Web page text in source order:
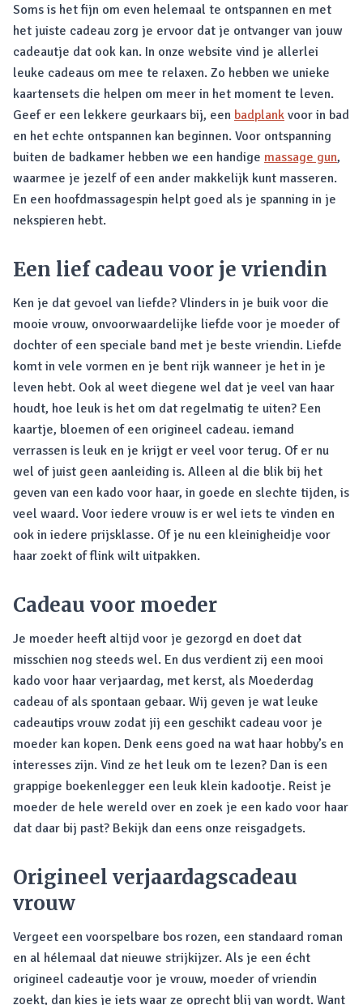
Soms is het fijn om even helemaal te ontspannen en met
het juiste cadeau zorg je ervoor dat je ontvanger van jouw
cadeautje dat ook kan. In onze website vind je allerlei
leuke cadeaus om mee te relaxen. Zo hebben we unieke
kaartensets die helpen om meer in het moment te leven.
Geef er een lekkere geurkaars bij, een badplank voor in bad
en het echte ontspannen kan beginnen. Voor ontspanning
buiten de badkamer hebben we een handige massage gun,
waarmee je jezelf of een ander makkelijk kunt masseren.
En een hoofdmassagespin helpt goed als je spanning in je
nekspieren hebt.
Een lief cadeau voor je vriendin
Ken je dat gevoel van liefde? Vlinders in je buik voor die
mooie vrouw, onvoorwaardelijke liefde voor je moeder of
dochter of een speciale band met je beste vriendin. Liefde
komt in vele vormen en je bent rijk wanneer je het in je
leven hebt. Ook al weet diegene wel dat je veel van haar
houdt, hoe leuk is het om dat regelmatig te uiten? Een
kaartje, bloemen of een origineel cadeau. iemand
verrassen is leuk en je krijgt er veel voor terug. Of er nu
wel of juist geen aanleiding is. Alleen al die blik bij het
geven van een kado voor haar, in goede en slechte tijden, is
veel waard. Voor iedere vrouw is er wel iets te vinden en
ook in iedere prijsklasse. Of je nu een kleinigheidje voor
haar zoekt of flink wilt uitpakken.
Cadeau voor moeder
Je moeder heeft altijd voor je gezorgd en doet dat
misschien nog steeds wel. En dus verdient zij een mooi
kado voor haar verjaardag, met kerst, als Moederdag
cadeau of als spontaan gebaar. Wij geven je wat leuke
cadeautips vrouw zodat jij een geschikt cadeau voor je
moeder kan kopen. Denk eens goed na wat haar hobby’s en
interesses zijn. Vind ze het leuk om te lezen? Dan is een
grappige boekenlegger een leuk klein kadootje. Reist je
moeder de hele wereld over en zoek je een kado voor haar
dat daar bij past? Bekijk dan eens onze reisgadgets.
Origineel verjaardagscadeau
vrouw
Vergeet een voorspelbare bos rozen, een standaard roman
en al hélemaal dat nieuwe strijkijzer. Als je een écht
origineel cadeautje voor je vrouw, moeder of vriendin
zoekt, dan kies je iets waar ze oprecht blij van wordt. Want